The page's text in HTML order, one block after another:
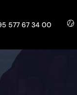
577 67 34 00